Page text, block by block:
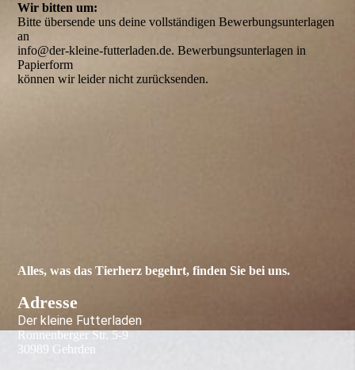
Wir bitten um:
Bitte übersende uns deine vollständigen Bewerbungsunterlagen
an
info@der-kleine-futterladen.de. Bewerbungsunterlagen in
Papierform
können wir leider nicht zurücksenden.
Alles, was das Tier­herz begehrt, finden Sie bei uns.
Adresse
Der kleine Futterladen
Ronnenberger Str. 5-9
30989 Gehrden